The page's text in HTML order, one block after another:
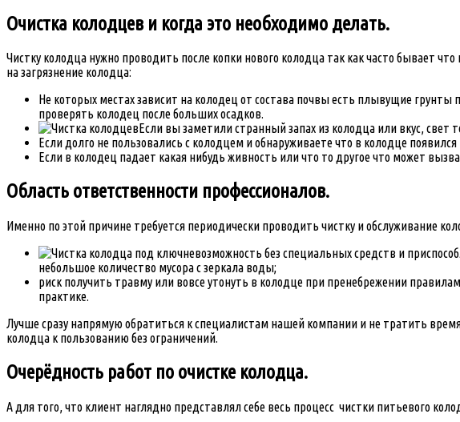
Очистка колодцев и когда это необходимо делать.
Чистку колодца нужно проводить после копки нового колодца так как часто бывает
на загрязнение колодца:
Не которых местах зависит на колодец от состава почвы есть плывущие
проверять колодец после больших осадков.
Если вы заметили странный запах из колодца или вкус,
Если долго не пользовались с колодцем и обнаруживаете что в колодце
Если в колодец падает какая нибудь живность или что то другое что может
Область ответственности профессионалов.
Именно по этой причине требуется периодически проводить чистку и обслуживание
невозможность без специальных средств и
небольшое количество мусора с зеркала воды;
риск получить травму или вовсе утонуть в колодце при пренебрежении
практике.
Лучше сразу напрямую обратиться к специалистам нашей компании и не тратить
колодца к пользованию без ограничений.
Очерёдность работ по очистке колодца.
А для того, что клиент наглядно представлял себе весь процесс чистки питьевого